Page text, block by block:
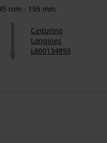
mm - 195 mm
Cinturino
Longines
L600134893